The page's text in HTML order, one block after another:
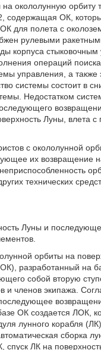
окололунную орбиту
содержащая ОК,
для полета с
рулевыми
корпуса стыковочным
операций
управления, а также
системы состоит в
Недостатком
Луны, влета
с окололунной
их возвращение
технических
Луны и
орбиты на
разработанный на
собой вторую
и членов экипажа.
ОК создается ЛОК,
лунного корабля (ЛК)
сборка
спуск ЛК на